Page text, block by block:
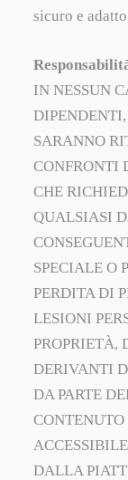
sicuro e
IN NESSUN
SARANNO
CONFRONTI
CHE
QUALSIASI
SPECIALE O
PERDITA DI
LESIONI
PROPRIETÀ,
DERIVANTI
DA PARTE
CONTENUTO
DALLA